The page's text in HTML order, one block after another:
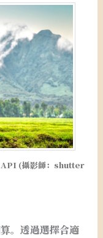
API (攝影師：shutter
。透過選擇合適